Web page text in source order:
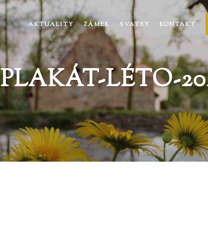
AKTUALITY ZÁMEK SVATBY KONTAKT
PLAKÁT-LÉTO-